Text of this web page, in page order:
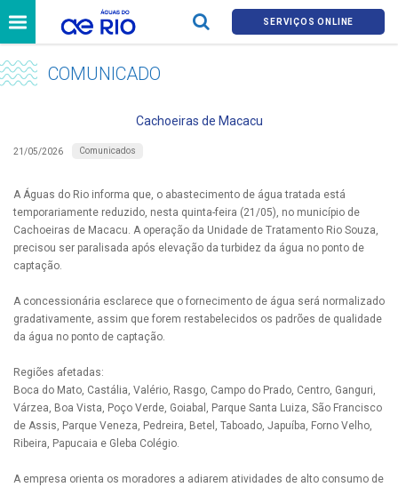
SERVIÇOS ONLINE
COMUNICADO
Cachoeiras de Macacu
21/05/2026 Comunicados
A Águas do Rio informa que, o abastecimento de água tratada está
temporariamente reduzido, nesta quinta-feira (21/05), no município de
Cachoeiras de Macacu. A operação da Unidade de Tratamento Rio Souza,
precisou ser paralisada após elevação da turbidez da água no ponto de
captação.
A concessionária esclarece que o fornecimento de água será normalizado
gradativamente, assim que forem restabelecidos os padrões de qualidade
da água no ponto de captação.
Regiões afetadas:
Boca do Mato, Castália, Valério, Rasgo, Campo do Prado, Centro, Ganguri,
Várzea, Boa Vista, Poço Verde, Goiabal, Parque Santa Luiza, São Francisco
de Assis, Parque Veneza, Pedreira, Betel, Taboado, Japuíba, Forno Velho,
Ribeira, Papucaia e Gleba Colégio.
A empresa orienta os moradores a adiarem atividades de alto consumo de